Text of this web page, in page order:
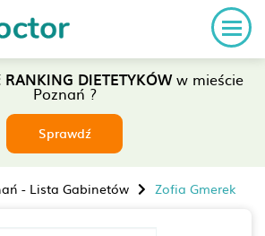
RANKING DIETETYKÓWw mieście
Poznań ?
Sprawdź
- Lista Gabinetów Zofia Gmerek